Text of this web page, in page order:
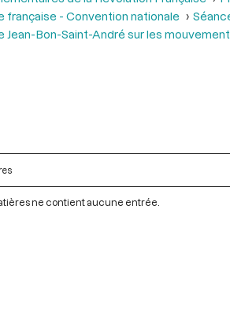
française - Convention nationale
Jean-Bon-Saint-André sur les
ne contient aucune entrée.